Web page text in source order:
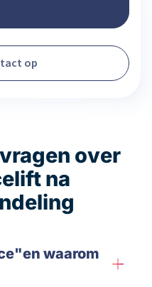
op
over
na
waarom